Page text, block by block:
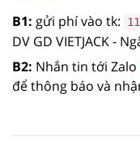
B1: gửi phí vào tk:
DV GD VIETJACK -
B2: Nhắn tin tới Zalo
để thông báo và